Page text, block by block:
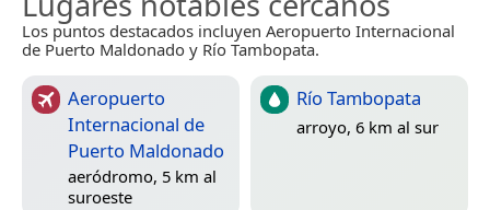
Los puntos destacados incluyen Aeropuerto Internacional
de Puerto Maldonado y Río Tambopata.
Aeropuerto
Internacional de
Puerto Maldonado
aeródromo, 5 km al
suroeste
Río Tambopata
arroyo, 6 km al sur